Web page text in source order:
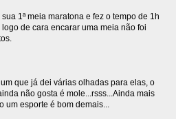
1ª meia maratona e fez o tempo de 1h
de cara encarar uma meia não foi
que já dei várias olhadas para elas, o
não gosta é mole...rsss...Ainda mais
esporte é bom demais...